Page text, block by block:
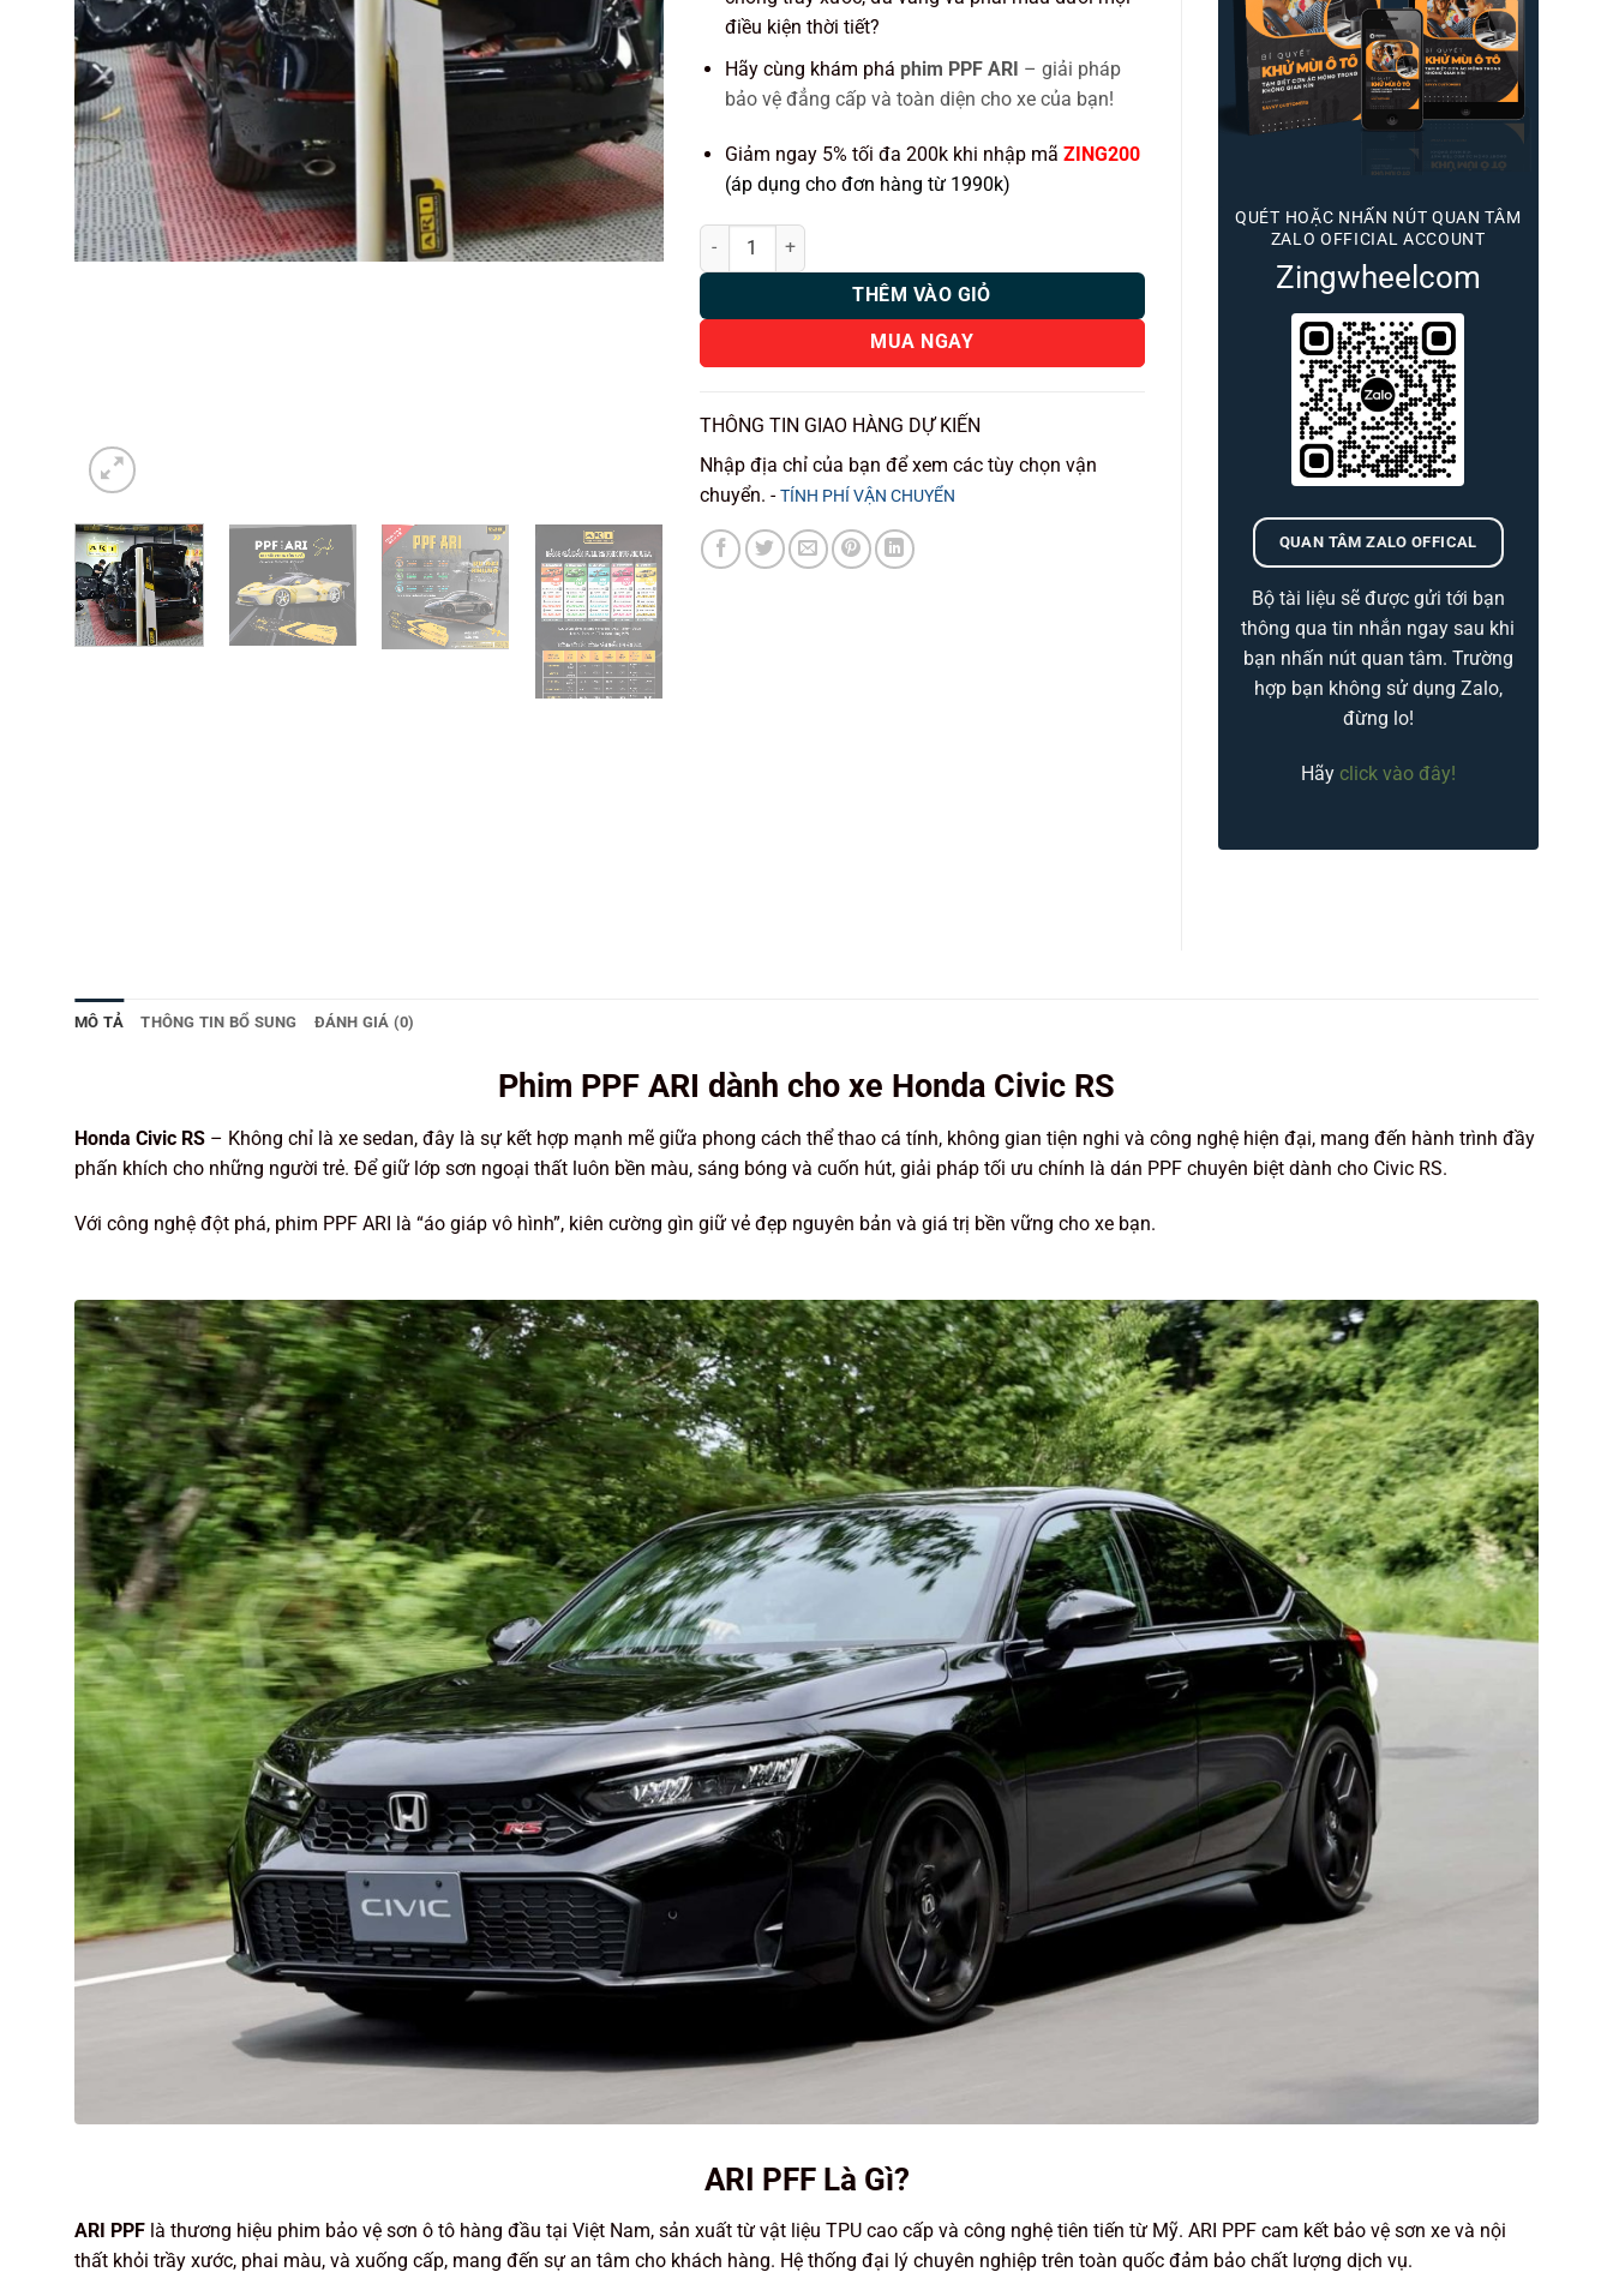
điều kiện thời tiết?
Hãy cùng khám phá phim PPF ARI – giải pháp
bảo vệ đẳng cấp và toàn diện cho xe của bạn!
Giảm ngay 5% tối đa 200k khi nhập mã ZING200
(áp dụng cho đơn hàng từ 1990k)
Dán PPF ARI Xe Honda Civic RS số lượng
THÊM VÀO GIỎ
MUA NGAY
THÔNG TIN GIAO HÀNG DỰ KIẾN
Nhập địa chỉ của bạn để xem các tùy chọn vận
chuyển. -TÍNH PHÍ VẬN CHUYỂN
QUÉT HOẶC NHẤN NÚT QUAN TÂM
ZALO OFFICIAL ACCOUNT
Zingwheelcom
QUAN TÂM ZALO OFFICAL
Bộ tài liệu sẽ được gửi tới bạn
thông qua tin nhắn ngay sau khi
bạn nhấn nút quan tâm. Trường
hợp bạn không sử dụng Zalo,
đừng lo!
Hãy click vào đây!
MÔ TẢ THÔNG TIN BỔ SUNG ĐÁNH GIÁ (0)
Phim PPF ARI dành cho xe Honda Civic RS
Honda Civic RS – Không chỉ là xe sedan, đây là sự kết hợp mạnh mẽ giữa phong cách thể thao cá tính, không gian tiện nghi và công nghệ hiện đại, mang đến hành trình đầy
phấn khích cho những người trẻ. Để giữ lớp sơn ngoại thất luôn bền màu, sáng bóng và cuốn hút, giải pháp tối ưu chính là dán PPF chuyên biệt dành cho Civic RS.
Với công nghệ đột phá, phim PPF ARI là “áo giáp vô hình”, kiên cường gìn giữ vẻ đẹp nguyên bản và giá trị bền vững cho xe bạn.
ARI PFF Là Gì?
ARI PPF là thương hiệu phim bảo vệ sơn ô tô hàng đầu tại Việt Nam, sản xuất từ vật liệu TPU cao cấp và công nghệ tiên tiến từ Mỹ. ARI PPF cam kết bảo vệ sơn xe và nội
thất khỏi trầy xước, phai màu, và xuống cấp, mang đến sự an tâm cho khách hàng. Hệ thống đại lý chuyên nghiệp trên toàn quốc đảm bảo chất lượng dịch vụ.